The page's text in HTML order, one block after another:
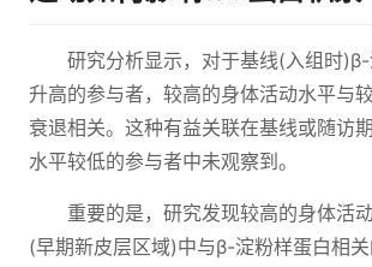
研究分析显示，对于基线(入组时
升高的参与者，较高的身体活动水平与
衰退相关。这种有益关联在基线或随访
水平较低的参与者中未观察到。
重要的是，研究发现较高的身体活
(早期新皮层区域)中与β-淀粉样蛋白相